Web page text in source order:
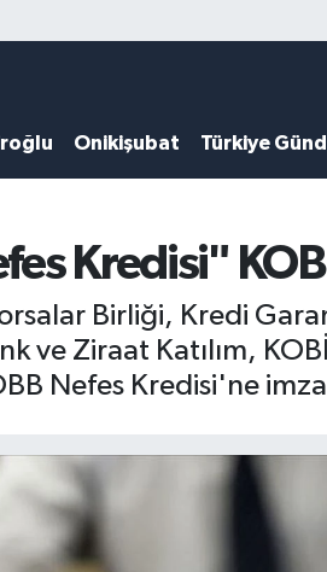
Onikişubat Türkiye
Kredisi"
Birliği, Kredi
ve Ziraat Katılım,
Nefes Kredisi'ne